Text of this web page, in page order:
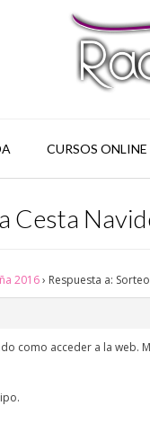
CURSOS
Cesta
2016› Respuesta a:
como acceder a la web.